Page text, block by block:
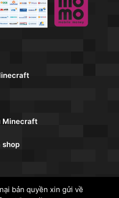
Minecraft
shop
bản quyền xin gửi về